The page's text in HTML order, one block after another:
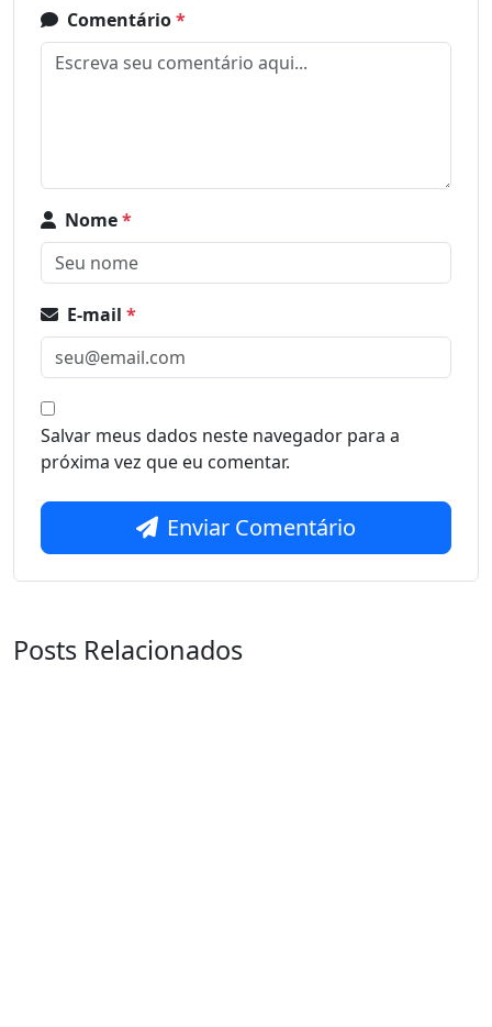
Comentário*
Nome*
E-mail *
Salvar meus dados neste navegador para a
próxima vez que eu comentar.
Enviar Comentário
Posts Relacionados